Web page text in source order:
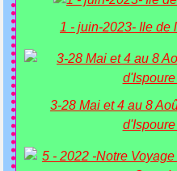
1 - juin-2023- Ile de
3-28 Mai et 4 au 8
d'Ispoure